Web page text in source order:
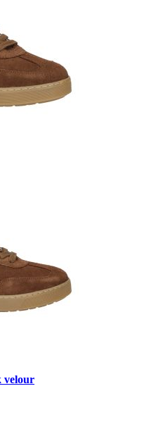
velour